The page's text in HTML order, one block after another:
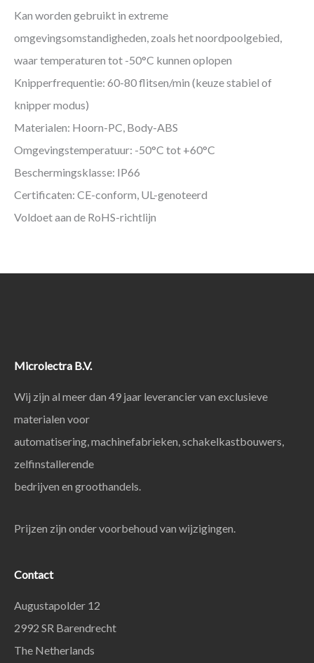
Kan worden gebruikt in extreme
omgevingsomstandigheden, zoals het noordpoolgebied,
waar temperaturen tot -50°C kunnen oplopen
Knipperfrequentie: 60-80 flitsen/min (keuze stabiel of
knipper modus)
Materialen: Hoorn-PC, Body-ABS
Omgevingstemperatuur: -50°C tot +60°C
Beschermingsklasse: IP66
Certificaten: CE-conform, UL-genoteerd
Voldoet aan de RoHS-richtlijn
Microlectra B.V.
Wij zijn al meer dan 49 jaar leverancier van exclusieve
materialen voor
automatisering, machinefabrieken, schakelkastbouwers,
zelfinstallerende
bedrijven en groothandels.
Prijzen zijn onder voorbehoud van wijzigingen.
Contact
Augustapolder 12
2992 SR Barendrecht
The Netherlands